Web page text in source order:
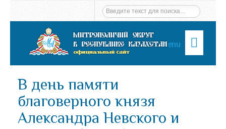
Menu
В день памяти
благоверного князя
Александра Невского и